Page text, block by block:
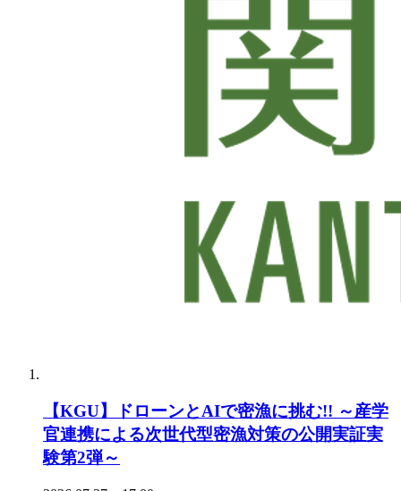
【KGU】ドローンとAIで密漁に挑む!! ～産学
官連携による次世代型密漁対策の公開実証実
験第2弾～